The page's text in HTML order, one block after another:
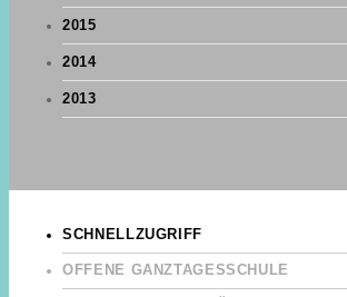
2015
2014
2013
SCHNELLZUGRIFF
OFFENE GANZTAGESSCHULE